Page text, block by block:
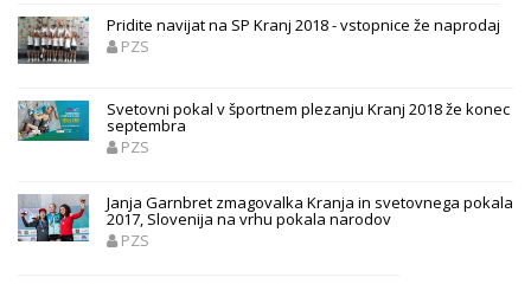
Pridite navijat na SP Kranj 2018 - vstopnice že naprodaj
PZS
Svetovni pokal v športnem plezanju Kranj 2018 že konec
septembra
PZS
Janja Garnbret zmagovalka Kranja in svetovnega pokala
2017, Slovenija na vrhu pokala narodov
PZS